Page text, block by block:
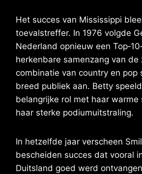
Het succes van Mississippi
toevalstreffer. In 1976 volgde
Nederland opnieuw een
herkenbare samenzang van de
combinatie van country en pop
breed publiek aan. Betty
belangrijke rol met haar warme
haar sterke podiumuitstraling.
In hetzelfde jaar verscheen
bescheiden succes dat vooral
Duitsland goed werd